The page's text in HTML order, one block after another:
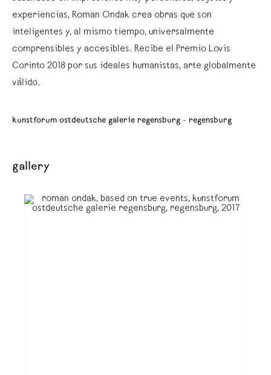
experiencias, Roman Ondak crea obras que son
inteligentes y, al mismo tiempo, universalmente
comprensibles y accesibles. Recibe el Premio Lovis
Corinto 2018 por sus ideales humanistas, arte globalmente
válido.
kunstforum ostdeutsche galerie regensburg - regensburg
gallery